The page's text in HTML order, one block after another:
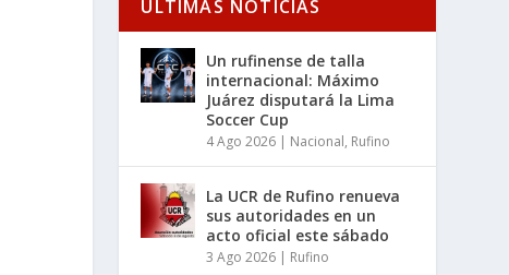
ÚLTIMAS NOTICIAS
Un rufinense de talla
internacional: Máximo
Juárez disputará la Lima
Soccer Cup
4 Ago 2026 | Nacional, Rufino
La UCR de Rufino renueva
sus autoridades en un
acto oficial este sábado
3 Ago 2026 | Rufino